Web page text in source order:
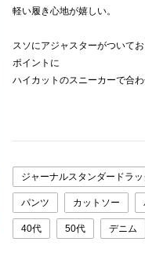
軽い履き心地が嬉しい。
スソにアジャスターがついてお
ポイントに
ハイカットのスニーカーで合
ジャーナルスタンダードラッ
パンツ カットソー
40代 50代 デニム